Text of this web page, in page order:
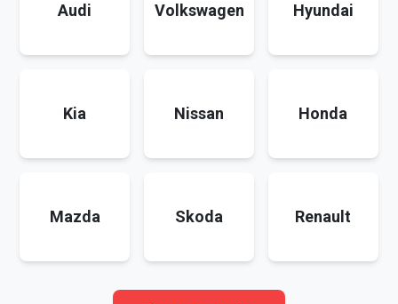
Audi Volkswagen Hyundai
Kia Nissan Honda
Mazda Skoda Renault